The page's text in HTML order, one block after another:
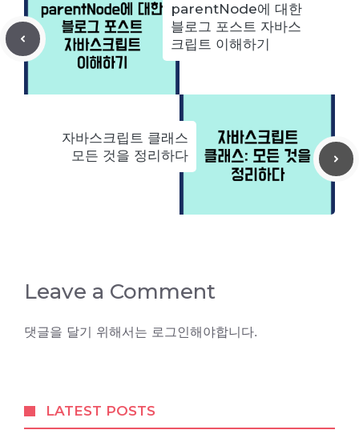
parentNode에 대한
블로그 포스트 자바스
크립트 이해하기
자바스크립트 클래스
모든 것을 정리하다
Leave a Comment
댓글을 달기 위해서는 로그인해야합니다.
LATEST POSTS